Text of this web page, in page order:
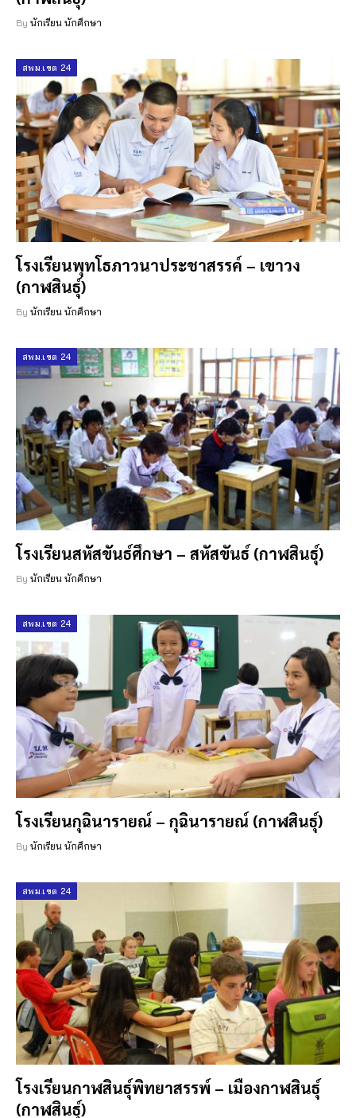
By นักเรียน นักศึกษา
สพม.เขต 24
โรงเรียนพุทโธภาวนาประชาสรรค์ – เขาวง
(กาฬสินธุ์)
By นักเรียน นักศึกษา
สพม.เขต 24
โรงเรียนสหัสขันธ์ศึกษา – สหัสขันธ์ (กาฬสินธุ์)
By นักเรียน นักศึกษา
สพม.เขต 24
โรงเรียนกุฉินารายณ์ – กุฉินารายณ์ (กาฬสินธุ์)
By นักเรียน นักศึกษา
สพม.เขต 24
โรงเรียนกาฬสินธุ์พิทยาสรรพ์ – เมืองกาฬสินธุ์
(กาฬสินธุ์)